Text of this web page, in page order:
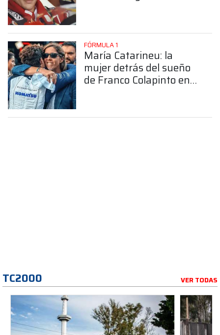
FÓRMULA 1
María Catarineu: la
mujer detrás del sueño
de Franco Colapinto en
TC2000 VER TODAS